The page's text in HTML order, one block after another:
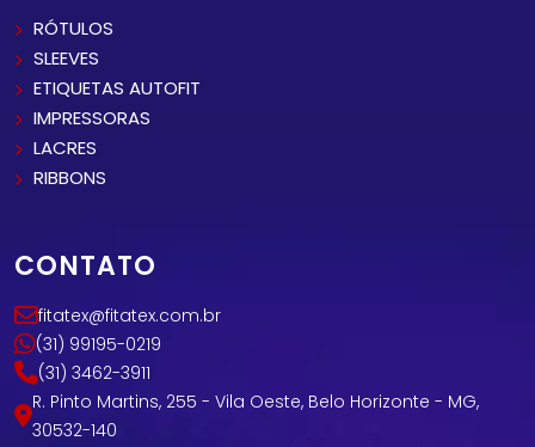
RÓTULOS
SLEEVES
ETIQUETAS AUTOFIT
IMPRESSORAS
LACRES
RIBBONS
CONTATO
fitatex@fitatex.com.br
(31) 99195-0219
(31) 3462-3911
R. Pinto Martins, 255 - Vila Oeste, Belo Horizonte - MG,
30532-140